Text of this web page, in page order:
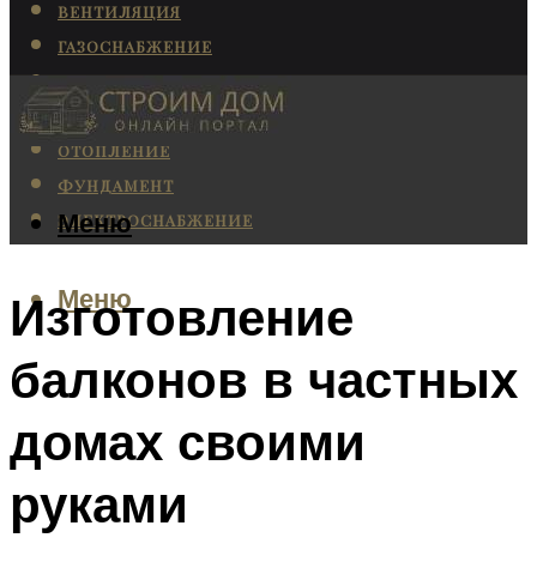
ВЕНТИЛЯЦИЯ
ГАЗОСНАБЖЕНИЕ
КАНАЛИЗАЦИЯ
КОНДИЦИОНИРОВАНИЕ
ОТОПЛЕНИЕ
ФУНДАМЕНТ
ЭЛЕКТРОСНАБЖЕНИЕ
Меню
Меню
Изготовление
балконов в частных
домах своими
руками